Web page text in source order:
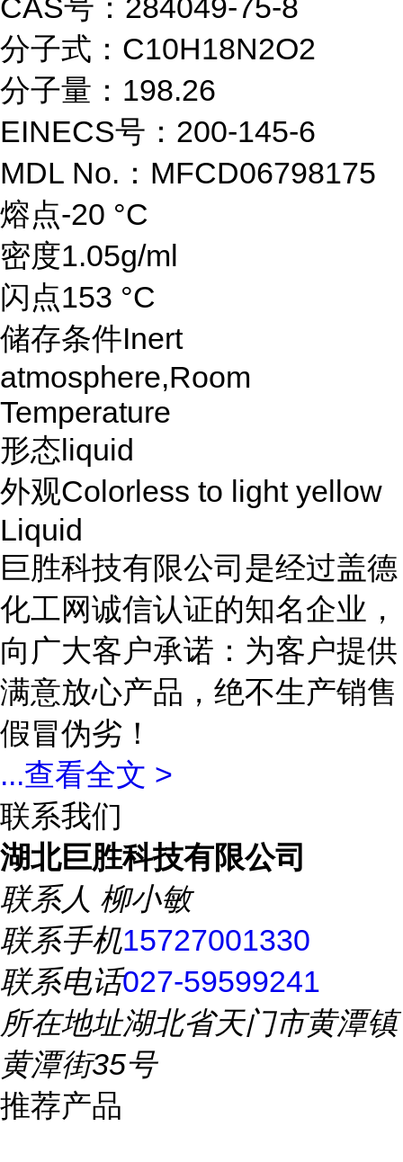
CAS号：284049-75-8
分子式：C10H18N2O2
分子量：198.26
EINECS号：200-145-6
MDL No.：MFCD06798175
熔点-20 °C
密度1.05g/ml
闪点153 °C
储存条件Inert
atmosphere,Room
Temperature
形态liquid
外观Colorless to light yellow
Liquid
巨胜科技有限公司是经过盖德
化工网诚信认证的知名企业，
向广大客户承诺：为客户提供
满意放心产品，绝不生产销售
假冒伪劣！
...查看全文 >
联系我们
湖北巨胜科技有限公司
联系人 柳小敏
联系手机15727001330
联系电话027-59599241
所在地址湖北省天门市黄潭镇
黄潭街35号
推荐产品